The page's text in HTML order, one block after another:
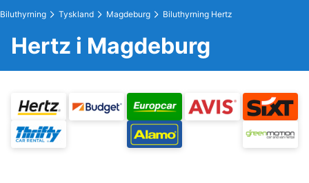
Biluthyrning Tyskland Magdeburg Biluthyrning Hertz
Hertz i Magdeburg